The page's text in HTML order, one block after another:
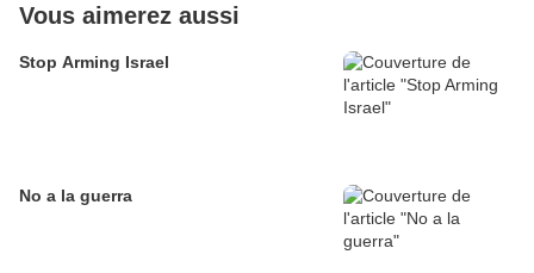
Vous aimerez aussi
Stop Arming Israel
No a la guerra